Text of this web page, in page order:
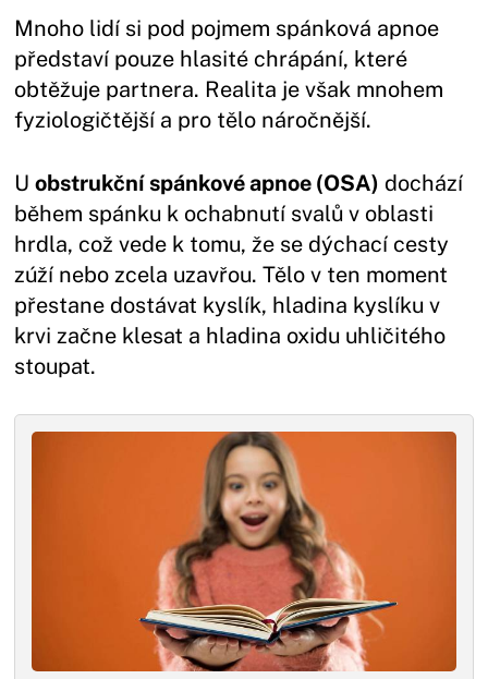
Mnoho lidí si pod pojmem spánková apnoe
představí pouze hlasité chrápání, které
obtěžuje partnera. Realita je však mnohem
fyziologičtější a pro tělo náročnější.
Uobstrukční spánkové apnoe (OSA) dochází
během spánku k ochabnutí svalů v oblasti
hrdla, což vede k tomu, že se dýchací cesty
zúží nebo zcela uzavřou. Tělo v ten moment
přestane dostávat kyslík, hladina kyslíku v
krvi začne klesat a hladina oxidu uhličitého
stoupat.